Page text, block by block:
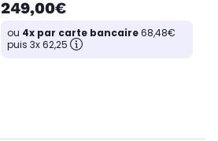
249,00€
ou 4x par carte bancaire68,48€
puis 3x 62,25